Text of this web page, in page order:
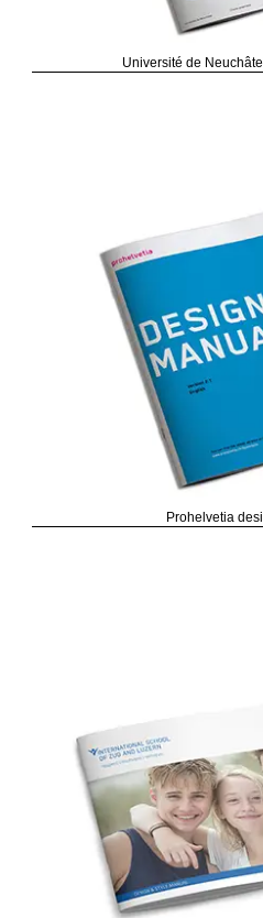
Université de
Prohelvetia